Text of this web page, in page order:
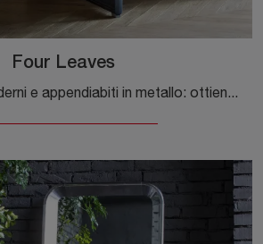
Four Leaves
Complementi moderni e appendiabiti in metallo: ottieni informazioni sul modello Four Leaves di Magis e potrai valorizzare i tuoi spazi.